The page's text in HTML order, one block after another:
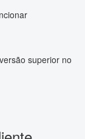
superior no